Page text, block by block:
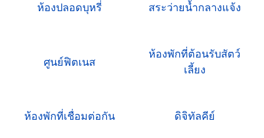
ห้องปลอดบุหรี่ สระว่ายน้ำกลางแจ้ง
ศูนย์ฟิตเนส
ห้องพักที่ต้อนรับสัตว์
เลี้ยง
ห้องพักที่เชื่อมต่อกัน ดิจิทัลคีย์